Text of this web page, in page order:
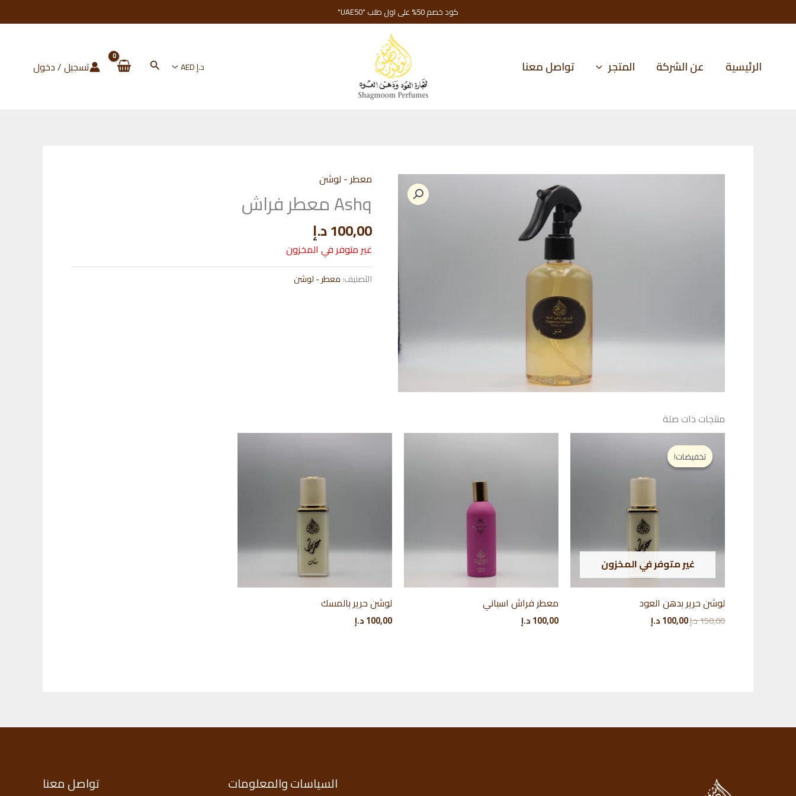
إلى
كود خصم 50% على اول طلب "UAE50"
الرئيسية عن الشركة المتجر تواصل معنا البحث تسجيل / دخول
معطر - لوشن
Ashq معطر فراش
100,00د.إ
غير متوفر في المخزون
التصنيف:معطر - لوشن
منتجات ذات صلة
تخفيضات!
غير متوفر في المخزون
تخفيضات!
لوشن حرير بدهن العود
150,00د.إالسعر
100,00د.إ
معطر فراش اسباني
100,00د.إ
لوشن حرير بالمسك
100,00د.إ
السياسات والمعلومات تواصل معنا